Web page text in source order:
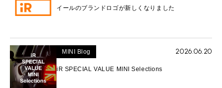
イールのブランドロゴが新しくなりました
MINI Blog 2026.06.20
iR SPECIAL VALUE MINI Selections